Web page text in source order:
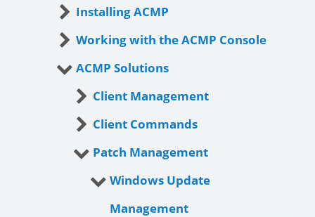
Installing ACMP
Working with the ACMP Console
ACMP Solutions
Client Management
Client Commands
Patch Management
Windows Update
Management